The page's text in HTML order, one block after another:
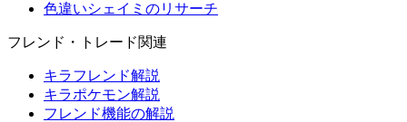
色違いシェイミのリサーチ
フレンド・トレード関連
キラフレンド解説
キラポケモン解説
フレンド機能の解説